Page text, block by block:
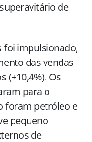
de
foi impulsionado,
das vendas
(+10,4%). Os
para o
foram petróleo e
pequeno
de